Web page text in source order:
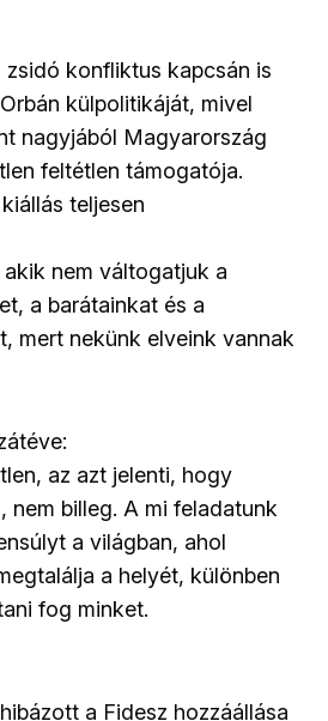
zsidó konfliktus kapcsán is
külpolitikáját, mivel
nagyjából Magyarország
feltétlen támogatója.
teljesen
nem váltogatjuk a
a barátainkat és a
mert nekünk elveink vannak
az azt jelenti, hogy
nem billeg. A mi feladatunk
a világban, ahol
a helyét, különben
fog minket.
a Fidesz hozzáállása